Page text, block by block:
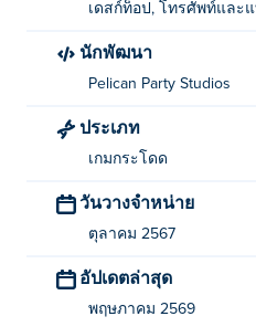
ย้าย: WASD หรือปุ่มลูก
กระโดด: แถบช่องว่าง
กล้อง: ใช้เมาส์ของคุณ
ใครเป็นผู้สร้าง Mouse
ของ Pelican Party Studios เ
Poki (โปกิ)-Narrow.One
เดสก์ท็อป, โทรศัพท์และ
นักพัฒนา
Pelican Party Studios
ประเภท
เกมกระโดด
วันวางจำหน่าย
ตุลาคม 2567
อัปเดตล่าสุด
พฤษภาคม 2569